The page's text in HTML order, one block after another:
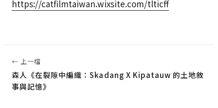
https://catfilmtaiwan.wixsite.com/tlticff
← 上一檔
森人《在裂隙中編織：Skadang X Kipatauw 的土地敘
事與記憶》